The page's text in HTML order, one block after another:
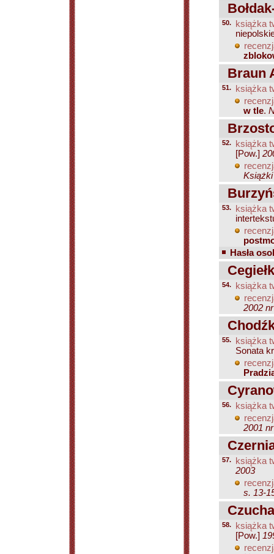
50.
książka
Braun
51.
książka
w tle.
52.
książka
[Pow.]
53.
książka
Hasła
54.
książka
2002
55.
książka
Sonata
56.
książka
2001
57.
książka
2003
s. 13-
58.
książka
[Pow.]